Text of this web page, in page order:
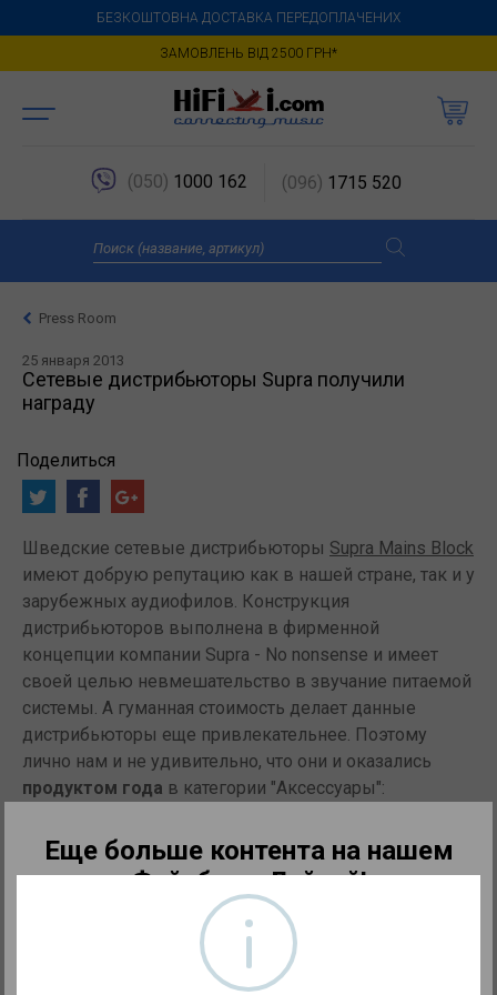
БЕЗКОШТОВНА ДОСТАВКА ПЕРЕДОПЛАЧЕНИХ
ЗАМОВЛЕНЬ ВІД 2500 ГРН*
(050) 1000 162 (096) 1715 520
Еще больше контента на нашем
Фейсбуке. Лайкай!
Press Room
25 января 2013
Сетевые дистрибьюторы Supra получили
награду
Поделиться
Шведские сетевые дистрибьюторы Supra Mains Block
имеют добрую репутацию как в нашей стране, так и у
зарубежных аудиофилов. Конструкция
дистрибьюторов выполнена в фирменной
концепции компании Supra - No nonsense и имеет
своей целью невмешательство в звучание питаемой
системы. А гуманная стоимость делает данные
дистрибьюторы еще привлекательнее. Поэтому
лично нам и не удивительно, что они и оказались
продуктом года в категории "Аксессуары":